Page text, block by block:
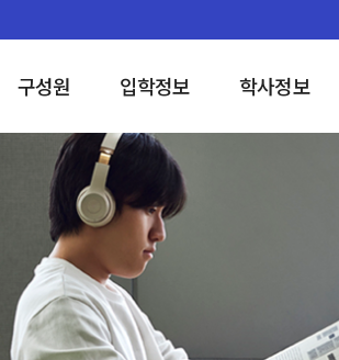
구성원 입학정보 학사정보